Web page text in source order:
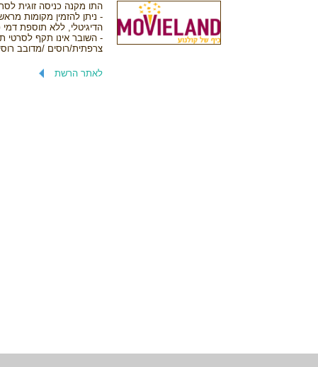
התו מקנה כניסה זוגית
- ניתן להזמין מקומות
הדיגיטלי, ללא תוספת דמי
צרפתית/רוסים /מדובב
לאתר הרשת